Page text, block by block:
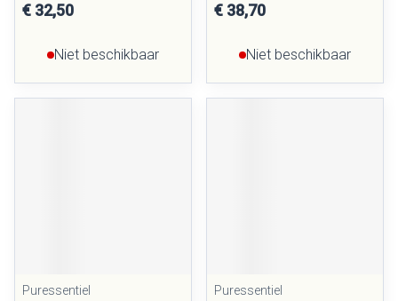
€ 32,50
Niet beschikbaar
€ 38,70
Niet beschikbaar
Puressentiel
Puressentiel